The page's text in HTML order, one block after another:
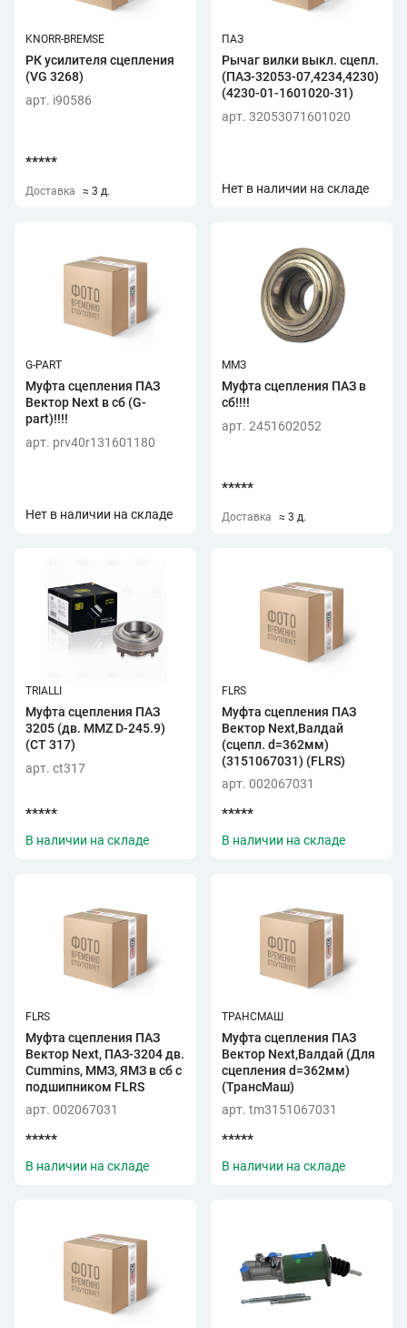
KNORR-BREMSE
РК усилителя сцепления
(VG 3268)
арт. i90586
*****
Доставка ≈ 3 д.
ПАЗ
Рычаг вилки выкл. сцепл.
(ПАЗ-32053-07,4234,4230)
(4230-01-1601020-31)
арт. 32053071601020
Нет в наличии на складе
G-PART
Муфта сцепления ПАЗ
Вектор Next в сб (G-
part)!!!!
арт. prv40r131601180
Нет в наличии на складе
ММЗ
Муфта сцепления ПАЗ в
сб!!!!
арт. 2451602052
*****
Доставка ≈ 3 д.
TRIALLI
Муфта сцепления ПАЗ
3205 (дв. MMZ D-245.9)
(CT 317)
арт. ct317
*****
В наличии на складе
FLRS
Муфта сцепления ПАЗ
Вектор Next,Валдай
(сцепл. d=362мм)
(3151067031) (FLRS)
арт. 002067031
*****
В наличии на складе
FLRS
Муфта сцепления ПАЗ
Вектор Next, ПАЗ-3204 дв.
Cummins, ММЗ, ЯМЗ в сб с
подшипником FLRS
арт. 002067031
*****
В наличии на складе
ТРАНСМАШ
Муфта сцепления ПАЗ
Вектор Next,Валдай (Для
сцепления d=362мм)
(ТрансМаш)
арт. tm3151067031
*****
В наличии на складе